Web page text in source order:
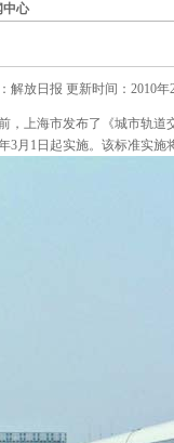
中心
解放日报 更新时间：2010年
，上海市发布了《城市轨
3月1日起实施。该标准实